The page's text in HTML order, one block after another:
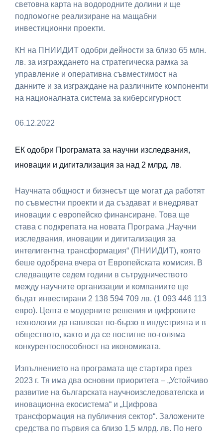
световна карта на водородните долини и ще
подпомогне реализиране на мащабни
инвестиционни проекти.
КН на ПНИИДИТ одобри дейности за близо 65 млн.
лв. за изграждането на стратегическа рамка за
управление и оперативна съвместимост на
данните и за изграждане на различните компоненти
на националната система за киберсигурност.
06.12.2022
ЕК одобри Програмата за научни изследвания,
иновации и дигитализация за над 2 млрд. лв.
Научната общност и бизнесът ще могат да работят
по съвместни проекти и да създават и внедряват
иновации с европейско финансиране. Това ще
става с подкрепата на новата Програма „Научни
изследвания, иновации и дигитализация за
интелигентна трансформация“ (ПНИИДИТ), която
беше одобрена вчера от Европейската комисия. В
следващите седем години в сътрудничеството
между научните организации и компаниите ще
бъдат инвестирани 2 138 594 709 лв. (1 093 446 113
евро). Целта е модерните решения и цифровите
технологии да навлязат по-бързо в индустрията и в
обществото, както и да се постигне по-голяма
конкурентоспособност на икономиката.
Изпълнението на програмата ще стартира през
2023 г. Тя има два основни приоритета – „Устойчиво
развитие на българската научноизследователска и
иновационна екосистема“ и „Цифрова
трансформация на публичния сектор“. Заложените
средства по първия са близо 1,5 млрд. лв. По него